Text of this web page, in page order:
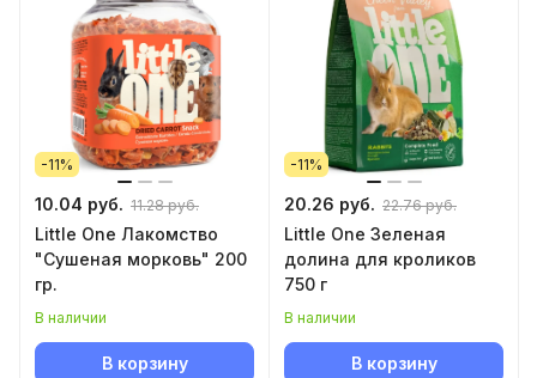
-11%
10.04 руб. 11.28 руб.
Little One Лакомство
"Сушеная морковь" 200
гр.
В наличии
В корзину
-11%
20.26 руб. 22.76 руб.
Little One Зеленая
долина для кроликов
750 г
В наличии
В корзину